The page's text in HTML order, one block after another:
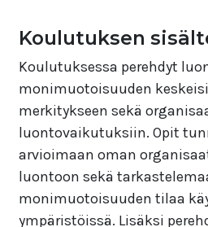
Koulutuksen
Koulutuksessa perehdyt
monimuotoisuuden
merkitykseen sekä
luontovaikutuksiin. Opit
arvioimaan oman
luontoon sekä
monimuotoisuuden tilaa
ympäristöissä. Lisäksi